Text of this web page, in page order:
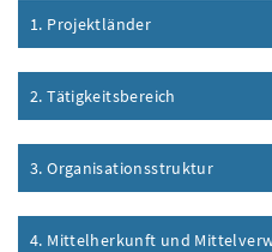
1. Projektländer
2. Tätigkeitsbereich
3. Organisationsstruktur
4. Mittelherkunft und